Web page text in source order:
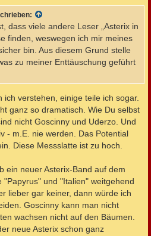
dass viele andere Leser „Asterix in
finden, weswegen ich mir meines
bin. Aus diesem Grund stelle
zu meiner Enttäuschung geführt
ich verstehen, einige teile ich sogar.
ganz so dramatisch. Wie Du selbst
nicht Goscinny und Uderzo. Und
- m.E. nie werden. Das Potential
Diese Messslatte ist zu hoch.
ein neuer Asterix-Band auf dem
"Papyrus" und "Italien" weitgehend
lieber gar keiner, dann würde ich
Goscinny kann man nicht
wachsen nicht auf den Bäumen.
neue Asterix schon ganz